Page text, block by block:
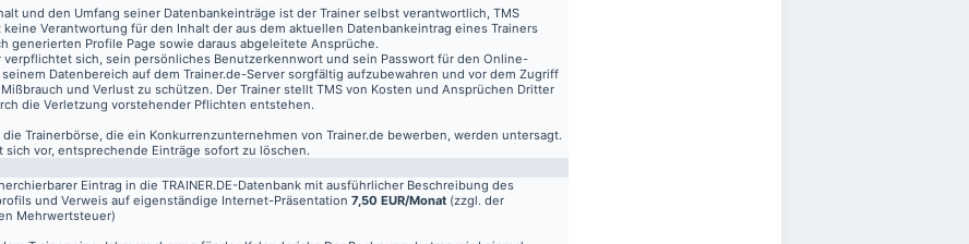
und den Umfang seiner Datenbankeinträge ist der Trainer selbst verantwortlich, TMS
Verantwortung für den Inhalt der aus dem aktuellen Datenbankeintrag eines Trainers
generierten Profile Page sowie daraus abgeleitete Ansprüche.
verpflichtet sich, sein persönliches Benutzerkennwort und sein Passwort für den Online-
Datenbereich auf dem Trainer.de-Server sorgfältig aufzubewahren und vor dem Zugriff
und Verlust zu schützen. Der Trainer stellt TMS von Kosten und Ansprüchen Dritter
die Verletzung vorstehender Pflichten entstehen.
die Trainerbörse, die ein Konkurrenzunternehmen von Trainer.de bewerben, werden untersagt.
sich vor, entsprechende Einträge sofort zu löschen.
Eintrag in die TRAINER.DE-Datenbank mit ausführlicher Beschreibung des
und Verweis auf eigenständige Internet-Präsentation 7,50 EUR/Monat (zzgl. der
Mehrwertsteuer)